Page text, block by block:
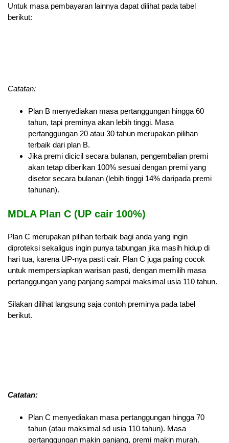
Untuk masa pembayaran lainnya dapat dilihat pada tabel
berikut:
Catatan:
Plan B menyediakan masa pertanggungan hingga 60
tahun, tapi preminya akan lebih tinggi. Masa
pertanggungan 20 atau 30 tahun merupakan pilihan
terbaik dari plan B.
Jika premi dicicil secara bulanan, pengembalian premi
akan tetap diberikan 100% sesuai dengan premi yang
disetor secara bulanan (lebih tinggi 14% daripada premi
tahunan).
MDLA Plan C (UP cair 100%)
Plan C merupakan pilihan terbaik bagi anda yang ingin
diproteksi sekaligus ingin punya tabungan jika masih hidup di
hari tua, karena UP-nya pasti cair. Plan C juga paling cocok
untuk mempersiapkan warisan pasti, dengan memilih masa
pertanggungan yang panjang sampai maksimal usia 110 tahun.
Silakan dilihat langsung saja contoh preminya pada tabel
berikut.
Catatan:
Plan C menyediakan masa pertanggungan hingga 70
tahun (atau maksimal sd usia 110 tahun). Masa
pertanggungan makin panjang, premi makin murah.